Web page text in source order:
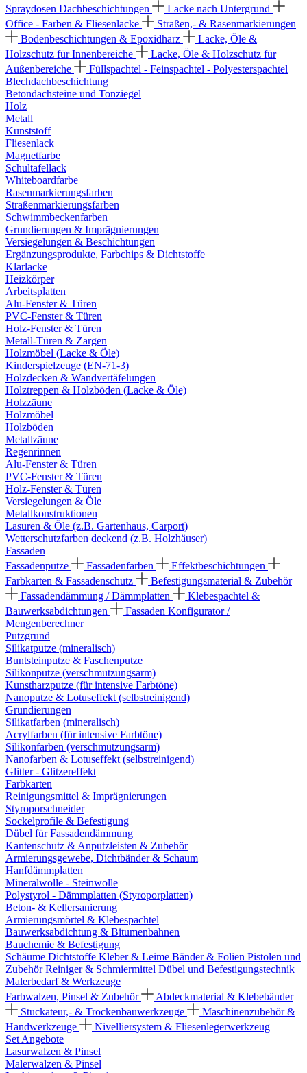
Spraydosen Dachbeschichtungen
Lacke nach Untergrund
Office - Farben & Fliesenlacke
Straßen,- & Rasenmarkierungen
Bodenbeschichtungen & Epoxidharz
Lacke, Öle &
Holzschutz für Innenbereiche
Lacke, Öle & Holzschutz für
Außenbereiche
Füllspachtel - Feinspachtel - Polyesterspachtel
Blechdachbeschichtung
Betondachsteine und Tonziegel
Holz
Metall
Kunststoff
Fliesenlack
Magnetfarbe
Schultafellack
Whiteboardfarbe
Rasenmarkierungsfarben
Straßenmarkierungsfarben
Schwimmbeckenfarben
Grundierungen & Imprägnierungen
Versiegelungen & Beschichtungen
Ergänzungsprodukte, Farbchips & Dichtstoffe
Klarlacke
Heizkörper
Arbeitsplatten
Alu-Fenster & Türen
PVC-Fenster & Türen
Holz-Fenster & Türen
Metall-Türen & Zargen
Holzmöbel (Lacke & Öle)
Kinderspielzeuge (EN-71-3)
Holzdecken & Wandvertäfelungen
Holztreppen & Holzböden (Lacke & Öle)
Holzzäune
Holzmöbel
Holzböden
Metallzäune
Regenrinnen
Alu-Fenster & Türen
PVC-Fenster & Türen
Holz-Fenster & Türen
Versiegelungen & Öle
Metallkonstruktionen
Lasuren & Öle (z.B. Gartenhaus, Carport)
Wetterschutzfarben deckend (z.B. Holzhäuser)
Fassaden
Fassadenputze
Fassadenfarben
Effektbeschichtungen
Farbkarten & Fassadenschutz
Befestigungsmaterial & Zubehör
Fassadendämmung / Dämmplatten
Klebespachtel &
Bauwerksabdichtungen
Fassaden Konfigurator /
Mengenberechner
Putzgrund
Silikatputze (mineralisch)
Buntsteinputze & Faschenputze
Silikonputze (verschmutzungsarm)
Kunstharzputze (für intensive Farbtöne)
Nanoputze & Lotuseffekt (selbstreinigend)
Grundierungen
Silikatfarben (mineralisch)
Acrylfarben (für intensive Farbtöne)
Silikonfarben (verschmutzungsarm)
Nanofarben & Lotuseffekt (selbstreinigend)
Glitter - Glitzereffekt
Farbkarten
Reinigungsmittel & Imprägnierungen
Styroporschneider
Sockelprofile & Befestigung
Dübel für Fassadendämmung
Kantenschutz & Anputzleisten & Zubehör
Armierungsgewebe, Dichtbänder & Schaum
Hanfdämmplatten
Mineralwolle - Steinwolle
Polystyrol - Dämmplatten (Styroporplatten)
Beton- & Kellersanierung
Armierungsmörtel & Klebespachtel
Bauwerksabdichtung & Bitumenbahnen
Bauchemie & Befestigung
Schäume Dichtstoffe Kleber & Leime Bänder & Folien Pistolen und
ZubehörReiniger & Schmiermittel Dübel und Befestigungstechnik
Malerbedarf & Werkzeuge
Farbwalzen, Pinsel & Zubehör
Abdeckmaterial & Klebebänder
Stuckateur,- & Trockenbauwerkzeuge
Maschinenzubehör &
Handwerkzeuge
Nivelliersystem & Fliesenlegerwerkzeug
Set Angebote
Lasurwalzen & Pinsel
Malerwalzen & Pinsel